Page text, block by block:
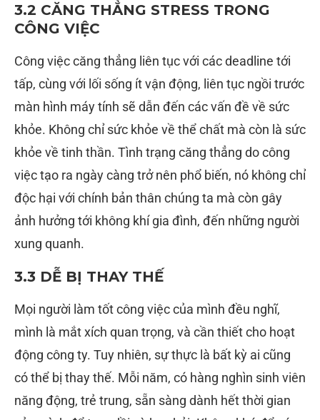
3.2 CĂNG THẲNG STRESS TRONG
CÔNG VIỆC
Công việc căng thẳng liên tục với các deadline tới
tấp, cùng với lối sống ít vận động, liên tục ngồi trước
màn hình máy tính sẽ dẫn đến các vấn đề về sức
khỏe. Không chỉ sức khỏe về thể chất mà còn là sức
khỏe về tinh thần. Tình trạng căng thẳng do công
việc tạo ra ngày càng trở nên phổ biến, nó không chỉ
độc hại với chính bản thân chúng ta mà còn gây
ảnh hưởng tới không khí gia đình, đến những người
xung quanh.
3.3 DỄ BỊ THAY THẾ
Mọi người làm tốt công việc của mình đều nghĩ,
mình là mắt xích quan trọng, và cần thiết cho hoạt
động công ty. Tuy nhiên, sự thực là bất kỳ ai cũng
có thể bị thay thế. Mỗi năm, có hàng nghìn sinh viên
năng động, trẻ trung, sẵn sàng dành hết thời gian